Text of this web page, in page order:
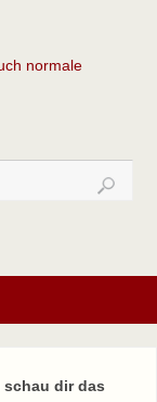
normale
dir das